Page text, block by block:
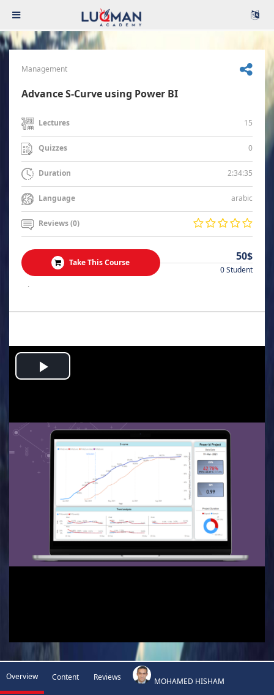
Management
Advance S-Curve using Power BI
Lectures 15
Quizzes 0
Duration 2:34:35
Language arabic
Reviews (0)
Take This Course 50$
0 Student
.
Play
Overview Content Reviews MOHAMED HISHAM